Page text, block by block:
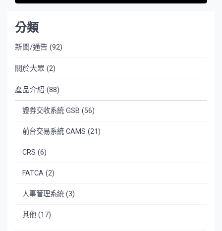
分類
新聞/通告 (92)
關於大眾 (2)
產品介紹 (88)
證券交收系統 GSB (56)
前台交易系統 CAMS (21)
CRS (6)
FATCA (2)
人事管理系統 (3)
其他 (17)